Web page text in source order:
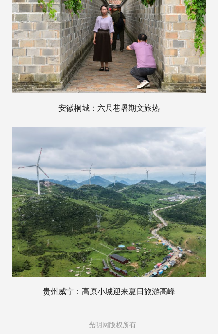
安徽桐城：六尺巷暑期文旅热
贵州威宁：高原小城迎来夏日旅游高峰
光明网版权所有